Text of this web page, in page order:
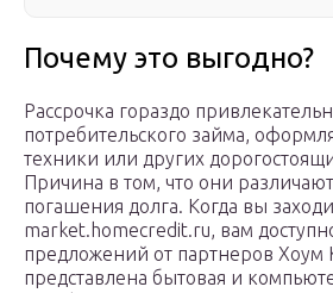
Почему это выгодно?
Рассрочка гораздо
потребительского займа,
техники или других
Причина в том, что они
погашения долга. Когда вы
market.homecredit.ru, вам
предложений от партнеров Хоум
представлена бытовая и